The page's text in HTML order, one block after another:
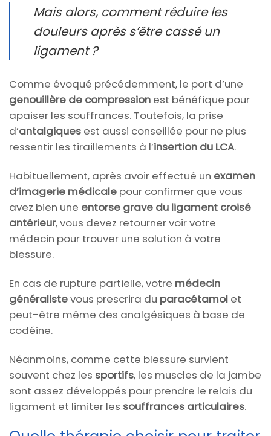
Mais alors, comment réduire les
douleurs après s’être cassé un
ligament ?
Comme évoqué précédemment, le port d’une
genouillère de compression est bénéfique pour
apaiser les souffrances. Toutefois, la prise
d’antalgiques est aussi conseillée pour ne plus
ressentir les tiraillements à l’insertion du LCA.
Habituellement, après avoir effectué un examen
d’imagerie médicale pour confirmer que vous
avez bien une entorse grave du ligament croisé
antérieur, vous devez retourner voir votre
médecin pour trouver une solution à votre
blessure.
En cas de rupture partielle, votre médecin
généralistevous prescrira du paracétamol et
peut-être même des analgésiques à base de
codéine.
Néanmoins, comme cette blessure survient
souvent chez les sportifs, les muscles de la jambe
sont assez développés pour prendre le relais du
ligament et limiter les souffrances articulaires.